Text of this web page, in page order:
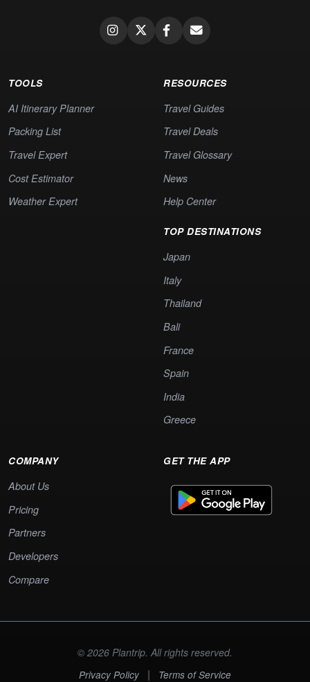
TOOLS
AI Itinerary Planner
Packing List
Travel Expert
Cost Estimator
Weather Expert
RESOURCES
Travel Guides
Travel Deals
Travel Glossary
News
Help Center
TOP DESTINATIONS
Japan
Italy
Thailand
Bali
France
Spain
India
Greece
COMPANY
About Us
Pricing
Partners
Developers
Compare
GET THE APP
© 2026 Plantrip. All rights reserved.
Privacy Policy | Terms of Service